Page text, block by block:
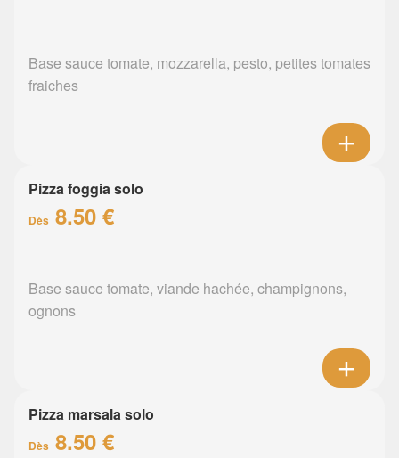
Base sauce tomate, mozzarella, pesto, petites tomates
fraiches
Pizza foggia solo
Dès 8.50 €
Base sauce tomate, viande hachée, champignons,
ognons
Pizza marsala solo
Dès 8.50 €